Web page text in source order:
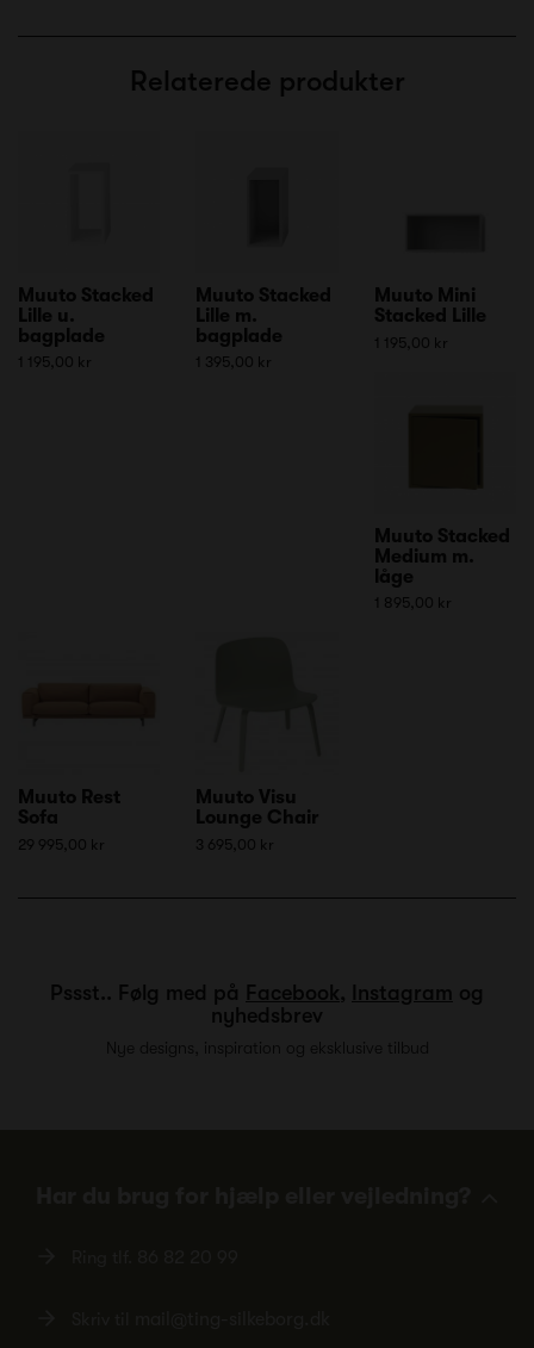
Relaterede produkter
Muuto Stacked
Lille u.
bagplade
1 195,00 kr
Muuto Stacked
Lille m.
bagplade
1 395,00 kr
Muuto Mini
Stacked Lille
1 195,00 kr
Muuto Stacked
Medium m.
låge
1 895,00 kr
Muuto Rest
Sofa
29 995,00 kr
Muuto Visu
Lounge Chair
3 695,00 kr
Pssst.. Følg med på Facebook, Instagram og
nyhedsbrev
Nye designs, inspiration og eksklusive tilbud